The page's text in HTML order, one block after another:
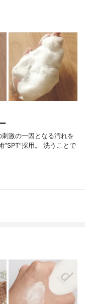
激の一因となる汚れを
採用。 洗うことで